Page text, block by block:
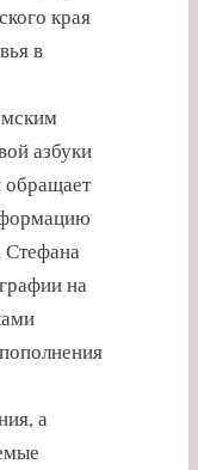
края
в
азбуки
обращает
Стефана
на
а